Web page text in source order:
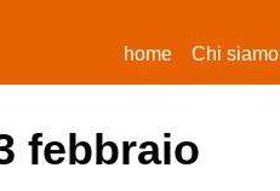
home(current)
Chi siamo
febbraio